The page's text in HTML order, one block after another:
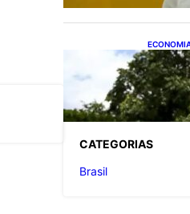
o
CATEGORIAS
Brasil